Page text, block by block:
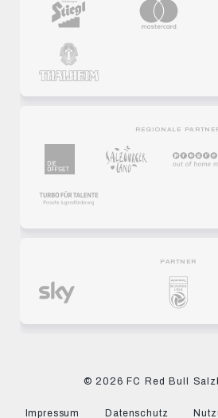
REGIONALE
PARTNER
© 2026 FC Red Bull
Impressum Datenschutz